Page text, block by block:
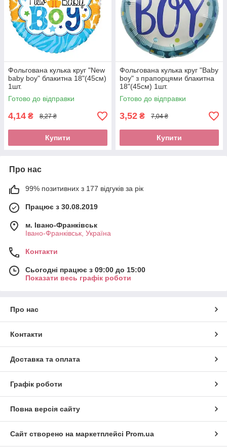
Фольгована кулька круг "New
baby boy" блакитна 18"(45см)
1шт.
Готово до відправки
4,14 ₴ 8,27 ₴
Купити
Фольгована кулька круг "Baby
boy" з прапорцями блакитна
18"(45см) 1шт.
Готово до відправки
3,52 ₴ 7,04 ₴
Купити
Про нас
99% позитивних з 177 відгуків за рік
Працює з 30.08.2019
м. Івано-Франківськ
Івано-Франківськ, Україна
Контакти
Сьогодні працює з 09:00 до 15:00
Показати весь графік роботи
Про нас
Контакти
Доставка та оплата
Графік роботи
Повна версія сайту
Сайт створено на маркетплейсі Prom.ua